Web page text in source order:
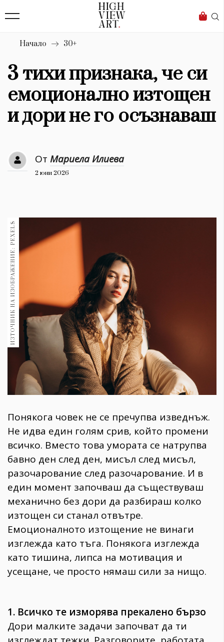
Бизнес
Мода
Dialogue
Изкуство
4340
Красота
Дизайн
Книги
30+ 1970
Гурме
Пътувай
Здраве 389
Gentlemen
382
Wellness
ПОСЛЕДВАЙТЕ
НИ
Начало 30+
3 тихи признака, че си
емоционално изтощен
и дори не го осъзнаваш
От Мариела Илиева
2 юни 2026
ИЗТОЧНИК НА ИЗОБРАЖЕНИЕ: PEXELS
Понякога човек не се пречупва изведнъж.
Не идва един голям срив, който промени
всичко. Вместо това умората се натрупва
бавно ден след ден, мисъл след мисъл,
разочарование след разочарование. И в
един момент започваш да съществуваш
механично без дори да разбираш колко
изтощен си станал отвътре.
Емоционалното изтощение не винаги
изглежда като тъга. Понякога изглежда
като тишина, липса на мотивация и
усещане, че просто нямаш сили за нищо.
1. Всичко те изморява прекалено бързо
Дори малките задачи започват да ти